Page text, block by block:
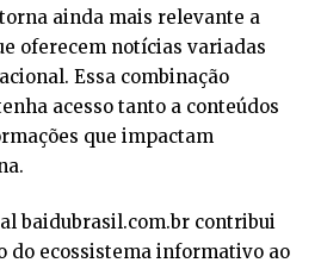
ainda mais relevante a
oferecem notícias variadas
Essa combinação
acesso tanto a conteúdos
que impactam
baidubrasil.com.br contribui
do ecossistema informativo ao